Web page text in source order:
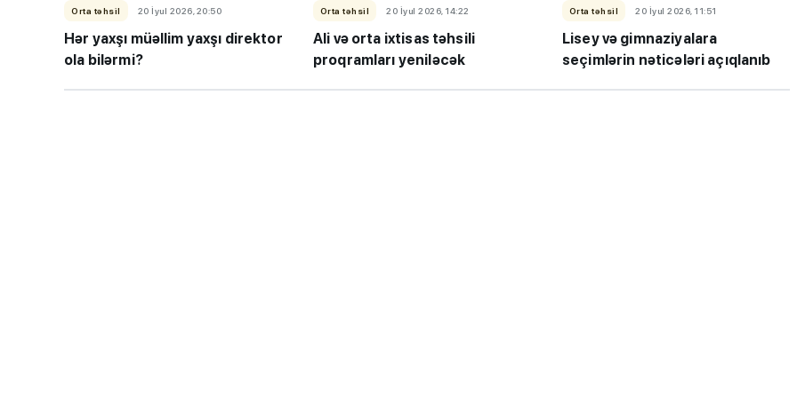
Orta təhsil 20 İyul 2026, 20:50
Hər yaxşı müəllim yaxşı direktor
ola bilərmi?
Orta təhsil 20 İyul 2026, 14:22
Ali və orta ixtisas təhsili
proqramları yeniləcək
Orta təhsil 20 İyul 2026, 11:51
Lisey və gimnaziyalara
seçimlərin nəticələri açıqlanıb